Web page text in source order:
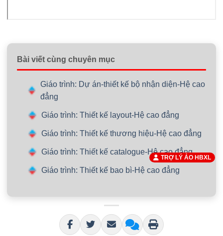
Bài viết cùng chuyên mục
Giáo trình: Dự án-thiết kế bộ nhận diện-Hệ cao
đẳng
Giáo trình: Thiết kế layout-Hệ cao đẳng
Giáo trình: Thiết kế thương hiệu-Hệ cao đẳng
Giáo trình: Thiết kế catalogue-Hệ cao đẳng
Giáo trình: Thiết kế bao bì-Hệ cao đẳng
TRỢ LÝ ẢO HBXL